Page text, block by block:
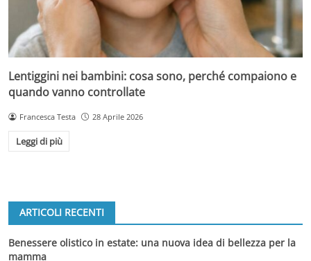
Lentiggini nei bambini: cosa sono, perché compaiono e
quando vanno controllate
Francesca Testa 28 Aprile 2026
Leggi di più
ARTICOLI RECENTI
Benessere olistico in estate: una nuova idea di bellezza per la
mamma